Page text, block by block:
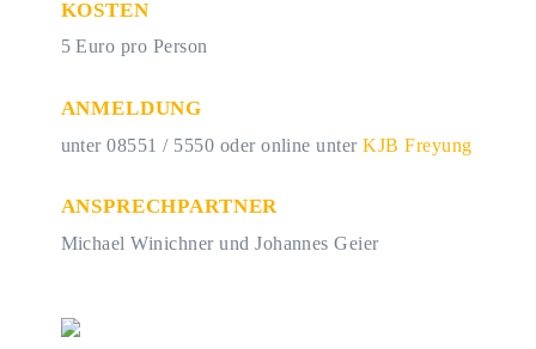
KOSTEN
5 Euro pro Person
ANMELDUNG
unter 08551 / 5550 oder online unterKJB Freyung
ANSPRECHPARTNER
Michael Winichner und Johannes Geier